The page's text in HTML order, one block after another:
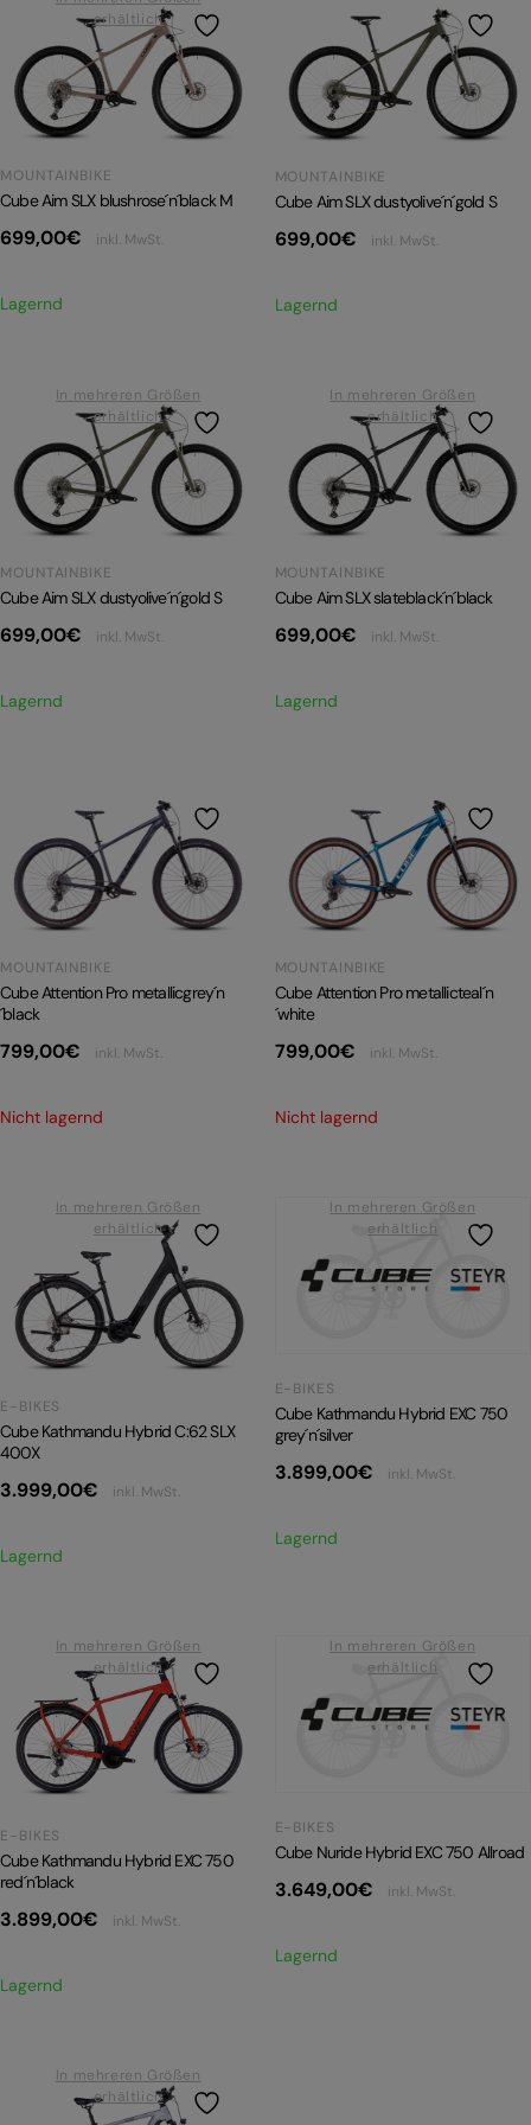
Alle entdecken
E-BIKE HARDTAIL
E-BIKE TOUR
erhältlich
MOUNTAINBIKE
Cube Aim SLX blushrose´n´black M
699,00€ inkl. MwSt.
Lagernd
MOUNTAINBIKE
Cube Aim SLX dustyolive´n´gold S
699,00€ inkl. MwSt.
Lagernd
In mehreren Größen
erhältlich
MOUNTAINBIKE
Cube Aim SLX dustyolive´n´gold S
699,00€ inkl. MwSt.
Lagernd
In mehreren Größen
erhältlich
MOUNTAINBIKE
Cube Aim SLX slateblack´n´black
699,00€ inkl. MwSt.
Lagernd
MOUNTAINBIKE
Cube Attention Pro metallicgrey´n
´black
799,00€ inkl. MwSt.
Nicht lagernd
MOUNTAINBIKE
Cube Attention Pro metallicteal´n
´white
799,00€ inkl. MwSt.
Nicht lagernd
In mehreren Größen
erhältlich
E-BIKES
Cube Kathmandu Hybrid C:62 SLX
400X
3.999,00€ inkl. MwSt.
Lagernd
In mehreren Größen
erhältlich
E-BIKES
Cube Kathmandu Hybrid EXC 750
grey´n´silver
3.899,00€ inkl. MwSt.
Lagernd
In mehreren Größen
erhältlich
E-BIKES
Cube Kathmandu Hybrid EXC 750
red´n´black
3.899,00€ inkl. MwSt.
Lagernd
In mehreren Größen
erhältlich
E-BIKES
Cube Nuride Hybrid EXC 750 Allroad
3.649,00€ inkl. MwSt.
Lagernd
In mehreren Größen
erhältlich